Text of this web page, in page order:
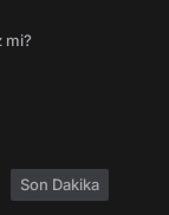
mi?
Son Dakika